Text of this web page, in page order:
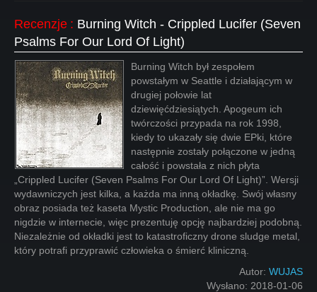
Recenzje : Burning Witch - Crippled Lucifer (Seven
Psalms For Our Lord Of Light)
Burning Witch był zespołem
powstałym w Seattle i działającym w
drugiej połowie lat
dziewięćdziesiątych. Apogeum ich
twórczości przypada na rok 1998,
kiedy to ukazały się dwie EPki, które
następnie zostały połączone w jedną
całość i powstała z nich płyta
„Crippled Lucifer (Seven Psalms For Our Lord Of Light)”. Wersji
wydawniczych jest kilka, a każda ma inną okładkę. Swój własny
obraz posiada też kaseta Mystic Production, ale nie ma go
nigdzie w internecie, więc prezentuję opcję najbardziej podobną.
Niezależnie od okładki jest to katastroficzny drone sludge metal,
który potrafi przyprawić człowieka o śmierć kliniczną.
Autor: WUJAS
Wysłano: 2018-01-06